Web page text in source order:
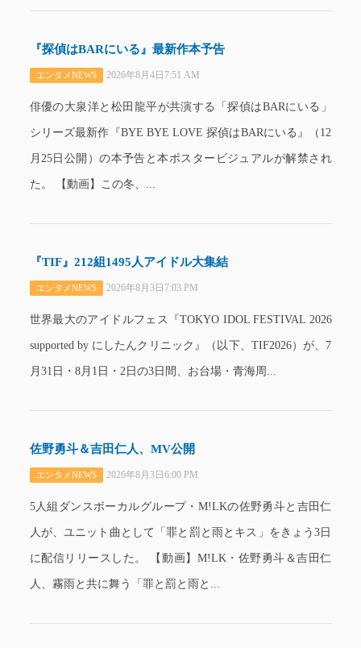
『探偵はBARにいる』最新作本予告
エンタメNEWS 2026年8月4日7:51 AM
俳優の大泉洋と松田龍平が共演する「探偵はBARにいる」
シリーズ最新作『BYE BYE LOVE 探偵はBARにいる』（12
月25日公開）の本予告と本ポスタービジュアルが解禁され
た。 【動画】この冬、...
『TIF』212組1495人アイドル大集結
エンタメNEWS 2026年8月3日7:03 PM
世界最大のアイドルフェス『TOKYO IDOL FESTIVAL 2026
supported by にしたんクリニック』（以下、TIF2026）が、7
月31日・8月1日・2日の3日間、お台場・青海周...
佐野勇斗＆吉田仁人、MV公開
エンタメNEWS 2026年8月3日6:00 PM
5人組ダンスボーカルグループ・M!LKの佐野勇斗と吉田仁
人が、ユニット曲として「罪と罰と雨とキス」をきょう3日
に配信リリースした。 【動画】M!LK・佐野勇斗＆吉田仁
人、霧雨と共に舞う「罪と罰と雨と...